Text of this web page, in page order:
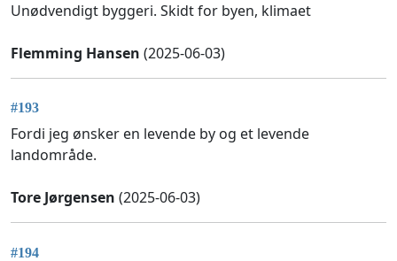
Unødvendigt byggeri. Skidt for byen, klimaet
Flemming Hansen (2025-06-03)
#193
Fordi jeg ønsker en levende by og et levende
landområde.
Tore Jørgensen (2025-06-03)
#194